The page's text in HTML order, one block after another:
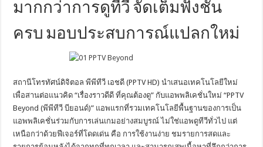
มากกว่าการดูทีวี จัดเต็มฟังชั่น
ครบ มอบประสบการณ์แปลกใหม่
สถานีโทรทัศน์ดิจิตอล พีพีทีวี เอชดี (PPTV HD) นำเสนอเทคโนโลยีใหม่
เพื่อสานต่อแนวคิด “เรื่องราวดีดี ที่คุณต้องดู” กับแอพพลิเคชั่นใหม่ “PPTV
Beyond (พีพีทีวี บียอนด์)” แอพแรกที่รวมเทคโนโลยีพื้นฐานของการเป็น
แอพพลิเคชั่นร่วมกับการเล่นเกมอย่างสมบูรณ์ ไม่ใช่แอพดูทีวีทั่วไป แต่
เหนือกว่าด้วยฟีเจอร์ที่โดดเด่น คือ การใช้งานง่าย ชมรายการสดและ